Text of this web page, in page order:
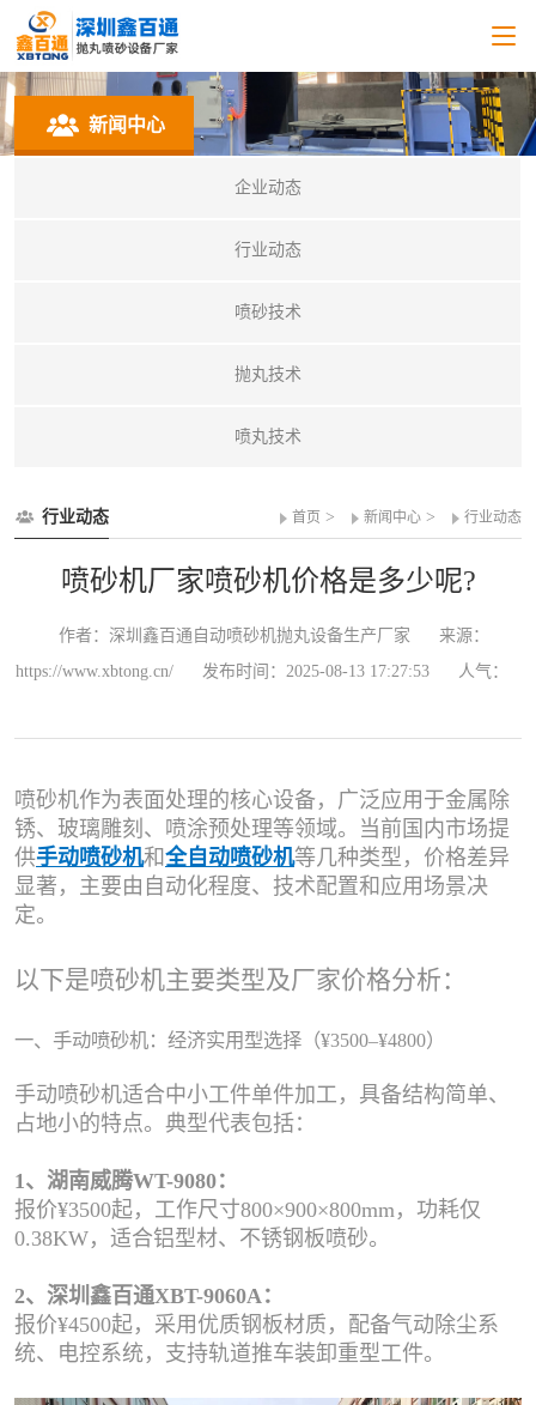
新闻中心
企业动态
行业动态
喷砂技术
抛丸技术
喷丸技术
行业动态 首页 > 新闻中心 > 行业动态
喷砂机厂家喷砂机价格是多少呢?
作者：深圳鑫百通自动喷砂机抛丸设备生产厂家
来源：
https://www.xbtong.cn/
发布时间：2025-08-13 17:27:53 人气：
喷砂机作为表面处理的核心设备，广泛应用于金属除
锈、玻璃雕刻、喷涂预处理等领域。当前国内市场提
供手动喷砂机和全自动喷砂机等几种类型，价格差异
显著，主要由自动化程度、技术配置和应用场景决
定。
以下是喷砂机主要类型及厂家价格分析：
一、手动喷砂机：经济实用型选择（¥3500–¥4800）
手动喷砂机适合中小工件单件加工，具备结构简单、
占地小的特点。典型代表包括：
1、湖南威腾WT-9080：
报价¥3500起，工作尺寸800×900×800mm，功耗仅
0.38KW，适合铝型材、不锈钢板喷砂。
2、深圳鑫百通XBT-9060A：
报价¥4500起，采用优质钢板材质，配备气动除尘系
统、电控系统，支持轨道推车装卸重型工件。